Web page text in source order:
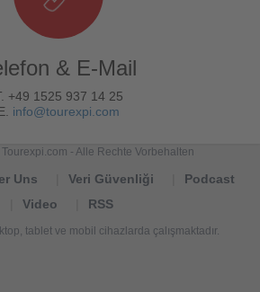
& E-Mail
+49 1525 937 14 25
info@tourexpi.com
- Alle Rechte Vorbehalten
Uns Veri Güvenliği
Podcast
Video
RSS
tablet ve mobil cihazlarda çalışmaktadır.